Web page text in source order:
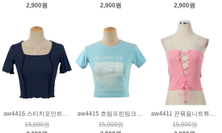
2,900원
2,900원
2,900원
aw4416 스티치포인트티_네이비
15,000원
aw4415 흐림프린팅크롭티_하늘
15,000원
aw4411 끈묶음니트튜브탑_핑크
15,000원